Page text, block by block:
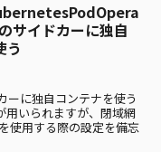
サイドカーに独自
う
に独自コンテナを使う
いられますが、閉域網
使用する際の設定を備忘